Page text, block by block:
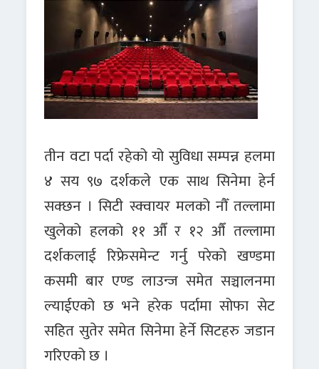
तीन वटा पर्दा रहेको यो सुविधा सम्पन्न हलमा
४ सय ९७ दर्शकले एक साथ सिनेमा हेर्न
सक्छन । सिटी स्क्वायर मलको नौँ तल्लामा
खुलेको हलको ११ औँ र १२ औँ तल्लामा
दर्शकलाई रिफ्रेसमेन्ट गर्नु परेको खण्डमा
कसमी बार एण्ड लाउन्ज समेत सञ्चालनमा
ल्याईएको छ भने हरेक पर्दामा सोफा सेट
सहित सुतेर समेत सिनेमा हेर्ने सिटहरु जडान
गरिएको छ ।